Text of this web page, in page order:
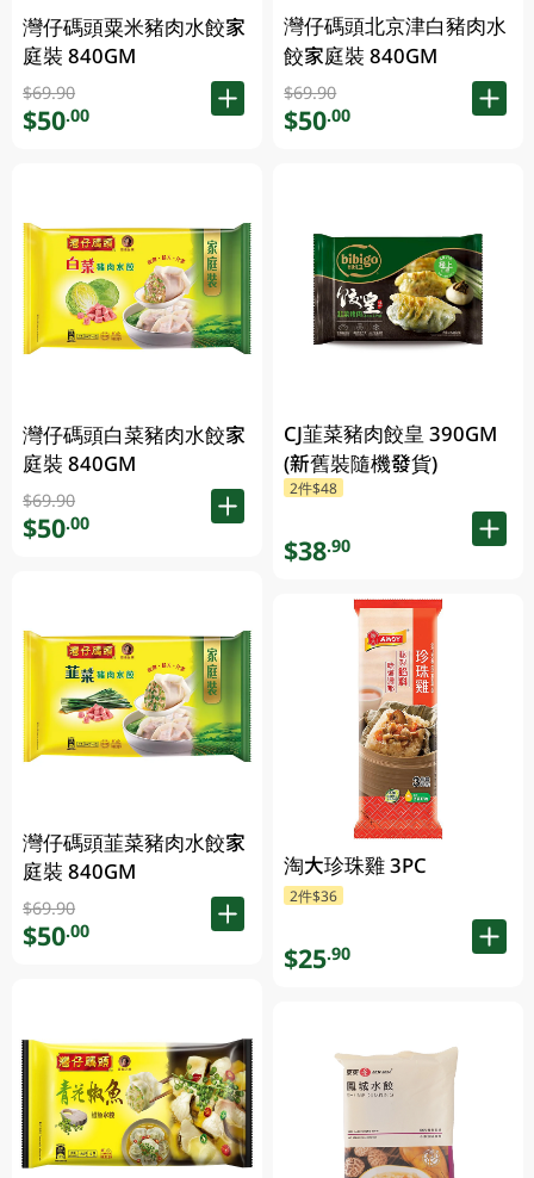
灣仔碼頭粟米豬肉水餃家
庭裝 840GM
$69.90
$50.00
灣仔碼頭白菜豬肉水餃家
庭裝 840GM
$69.90
$50.00
灣仔碼頭韮菜豬肉水餃家
庭裝 840GM
$69.90
$50.00
灣仔碼頭北京津白豬肉水
餃家庭裝 840GM
$69.90
$50.00
CJ韮菜豬肉餃皇 390GM
(新舊裝隨機發貨)
2件$48
$38.90
淘大珍珠雞 3PC
2件$36
$25.90